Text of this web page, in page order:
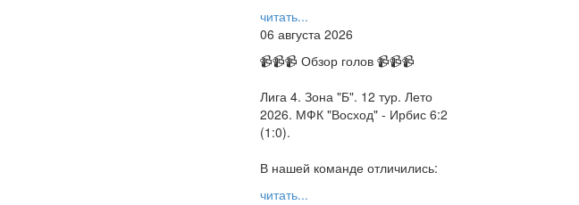
читать...
06 августа 2026
📹📹📹 Обзор голов 📹📹📹
Лига 4. Зона "Б". 12 тур. Лето
2026. МФК "Восход" - Ирбис 6:2
(1:0).
В нашей команде отличились:
читать...